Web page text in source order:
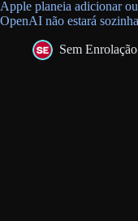
Apple planeia adicionar
OpenAI não estará sozinha
Sem Enrolação